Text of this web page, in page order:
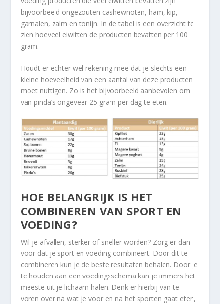
bijvoorbeeld ongezouten cashewnoten, ham, kip,
garnalen, zalm en tonijn. In de tabel is een overzicht te
zien hoeveel eiwitten de producten bevatten per 100
gram.
Houdt er echter wel rekening mee dat je slechts een
kleine hoeveelheid van een aantal van deze producten
moet nuttigen. Zo is het bijvoorbeeld aanbevolen om
van pinda’s ongeveer 25 gram per dag te eten.
HOE BELANGRIJK IS HET
COMBINEREN VAN SPORT EN
VOEDING?
Wil je afvallen, sterker of sneller worden? Zorg er dan
voor dat je sport en voeding combineert. Door dit te
combineren kun je de beste resultaten behalen. Door je
te houden aan een voedingsschema kan je immers het
meeste uit je lichaam halen. Denk er hierbij van te
voren over na wat je voor en na het sporten gaat eten,